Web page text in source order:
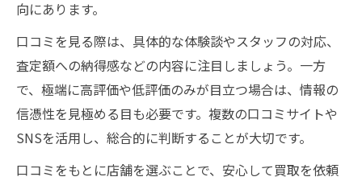
向にあります。
口コミを見る際は、具体的な体験談やスタッフの対応、
査定額への納得感などの内容に注目しましょう。一方
で、極端に高評価や低評価のみが目立つ場合は、情報の
信憑性を見極める目も必要です。複数の口コミサイトや
SNSを活用し、総合的に判断することが大切です。
口コミをもとに店舗を選ぶことで、安心して買取を依頼